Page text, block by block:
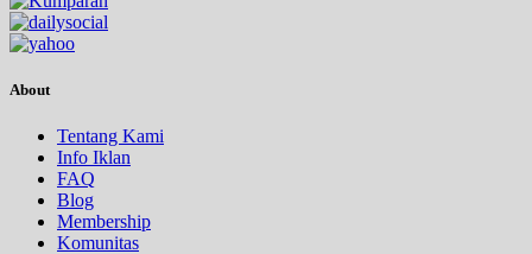
About
Tentang Kami
Info Iklan
FAQ
Blog
Membership
Komunitas